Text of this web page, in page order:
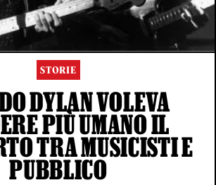
STORIE
DYLAN VOLEVA
PIÙ UMANO IL
TRA MUSICISTI E
PUBBLICO